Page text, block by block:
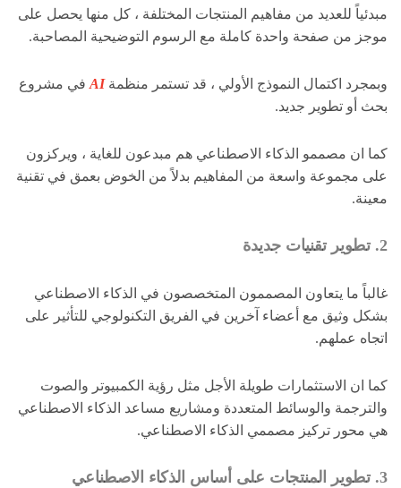
مبدئياً للعديد من مفاهيم المنتجات المختلفة ، كل منها يحصل على
موجز من صفحة واحدة كاملة مع الرسوم التوضيحية المصاحبة.
وبمجرد اكتمال النموذج الأولي ، قد تستمر منظمةAI في مشروع
بحث أو تطوير جديد.
كما ان مصممو الذكاء الاصطناعي هم مبدعون للغاية ، ويركزون
على مجموعة واسعة من المفاهيم بدلاً من الخوض بعمق في تقنية
معينة.
2. تطوير تقنيات جديدة
غالباً ما يتعاون المصممون المتخصصون في الذكاء الاصطناعي
بشكل وثيق مع أعضاء آخرين في الفريق التكنولوجي للتأثير على
اتجاه عملهم.
كما ان الاستثمارات طويلة الأجل مثل رؤية الكمبيوتر والصوت
والترجمة والوسائط المتعددة ومشاريع مساعد الذكاء الاصطناعي
هي محور تركيز مصممي الذكاء الاصطناعي.
3. تطوير المنتجات على أساس الذكاء الاصطناعي